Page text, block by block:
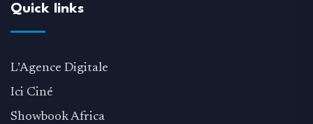
Quick links
L’Agence Digitale
Ici Ciné
Showbook Africa